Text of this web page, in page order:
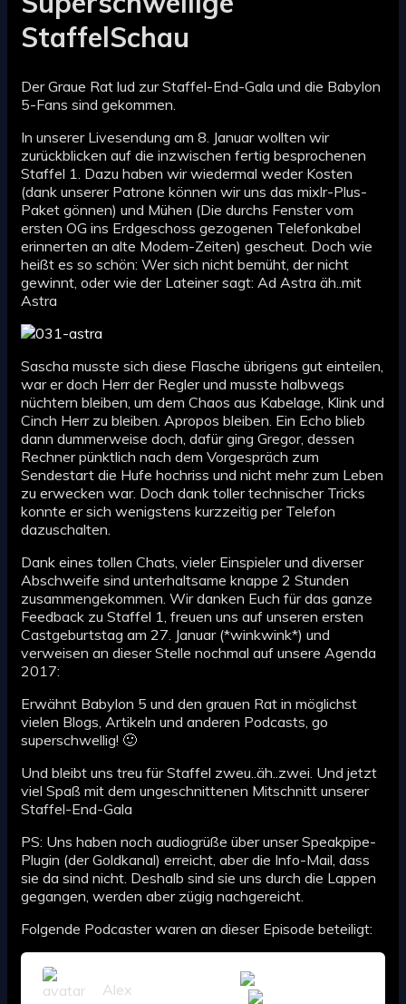
StaffelSchau
Der Graue Rat lud zur Staffel-End-Gala und die Babylon
5-Fans sind gekommen.
In unserer Livesendung am 8. Januar wollten wir
zurückblicken auf die inzwischen fertig besprochenen
Staffel 1. Dazu haben wir wiedermal weder Kosten
(dank unserer Patrone können wir uns das mixlr-Plus-
Paket gönnen) und Mühen (Die durchs Fenster vom
ersten OG ins Erdgeschoss gezogenen Telefonkabel
erinnerten an alte Modem-Zeiten) gescheut. Doch wie
heißt es so schön: Wer sich nicht bemüht, der nicht
gewinnt, oder wie der Lateiner sagt: Ad Astra äh..mit
Astra
Sascha musste sich diese Flasche übrigens gut einteilen,
war er doch Herr der Regler und musste halbwegs
nüchtern bleiben, um dem Chaos aus Kabelage, Klink und
Cinch Herr zu bleiben. Apropos bleiben. Ein Echo blieb
dann dummerweise doch, dafür ging Gregor, dessen
Rechner pünktlich nach dem Vorgespräch zum
Sendestart die Hufe hochriss und nicht mehr zum Leben
zu erwecken war. Doch dank toller technischer Tricks
konnte er sich wenigstens kurzzeitig per Telefon
dazuschalten.
Dank eines tollen Chats, vieler Einspieler und diverser
Abschweife sind unterhaltsame knappe 2 Stunden
zusammengekommen. Wir danken Euch für das ganze
Feedback zu Staffel 1, freuen uns auf unseren ersten
Castgeburtstag am 27. Januar (*winkwink*) und
verweisen an dieser Stelle nochmal auf unsere Agenda
2017:
Erwähnt Babylon 5 und den grauen Rat in möglichst
vielen Blogs, Artikeln und anderen Podcasts, go
superschwellig! 🙂
Und bleibt uns treu für Staffel zweu..äh..zwei. Und jetzt
viel Spaß mit dem ungeschnittenen Mitschnitt unserer
Staffel-End-Gala
PS: Uns haben noch audiogrüße über unser Speakpipe-
Plugin (der Goldkanal) erreicht, aber die Info-Mail, dass
sie da sind nicht. Deshalb sind sie uns durch die Lappen
gegangen, werden aber zügig nachgereicht.
Folgende Podcaster waren an dieser Episode beteiligt:
Alex